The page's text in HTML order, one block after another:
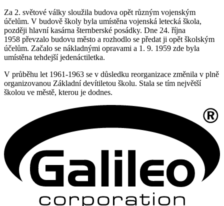
Za 2. světové války sloužila budova opět různým vojenským
účelům. V budově školy byla umístěna vojenská letecká škola,
později hlavní kasárna šternberské posádky. Dne 24. října
1958 převzalo budovu město a rozhodlo se předat ji opět školským
účelům. Začalo se nákladnými opravami a 1. 9. 1959 zde byla
umístěna tehdejší jedenáctiletka.
V průběhu let 1961-1963 se v důsledku reorganizace změnila v plně
organizovanou Základní devítiletou školu. Stala se tím největší
školou ve městě, kterou je dodnes.